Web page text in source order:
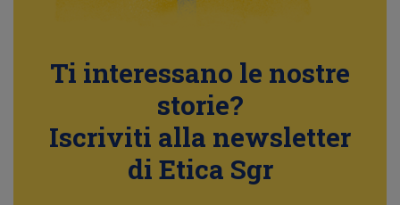
Ti interessano le nostre
storie?
Iscriviti alla newsletter
di Etica Sgr